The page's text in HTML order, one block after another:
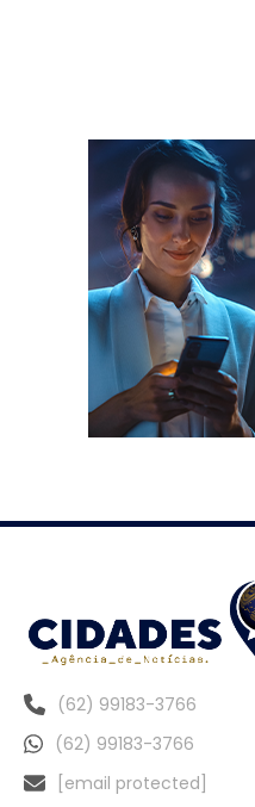
(62) 99183-3766
(62) 99183-3766
[email protected]